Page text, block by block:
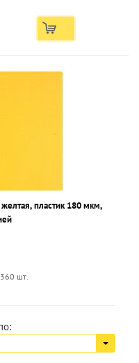
пластик 180 мкм,
шт.